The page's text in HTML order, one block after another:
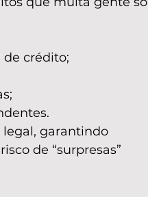
crédito;
legal, garantindo
de “surpresas”